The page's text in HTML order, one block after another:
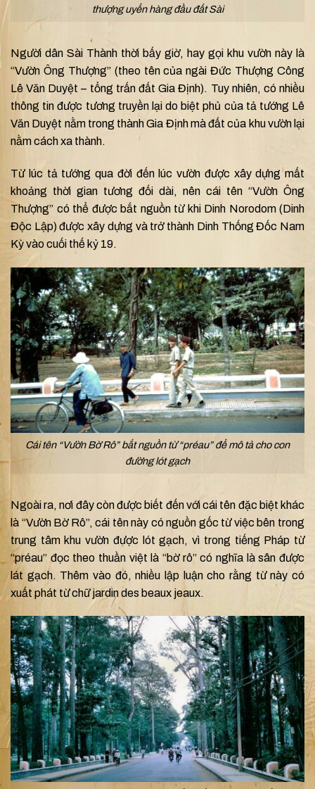
thượng uyển hàng đầu đất Sài
Người dân Sài Thành thời bấy giờ, hay gọi khu vườn này là
“Vườn Ông Thượng” (theo tên của ngài Đức Thượng Công
Lê Văn Duyệt – tổng trấn đất Gia Định). Tuy nhiên, có nhiều
thông tin được tương truyền lại do biệt phủ của tả tướng Lê
Văn Duyệt nằm trong thành Gia Định mà đất của khu vườn lại
nằm cách xa thành.
Từ lúc tả tướng qua đời đến lúc vườn được xây dựng mất
khoảng thời gian tương đối dài, nên cái tên “Vườn Ông
Thượng” có thể được bắt nguồn từ khi Dinh Norodom (Dinh
Độc Lập) được xây dựng và trở thành Dinh Thống Đốc Nam
Kỳ vào cuối thế kỷ 19.
Cái tên “Vườn Bờ Rô” bắt nguồn từ “préau” để mô tả cho con
đường lót gạch
Ngoài ra, nơi đây còn được biết đến với cái tên đặc biệt khác
là “Vườn Bờ Rô”, cái tên này có nguồn gốc từ việc bên trong
trung tâm khu vườn được lót gạch, vì trong tiếng Pháp từ
“préau” đọc theo thuần việt là “bờ rô” có nghĩa là sân được
lát gạch. Thêm vào đó, nhiều lập luận cho rằng từ này có
xuất phát từ chữ jardin des beaux jeaux.